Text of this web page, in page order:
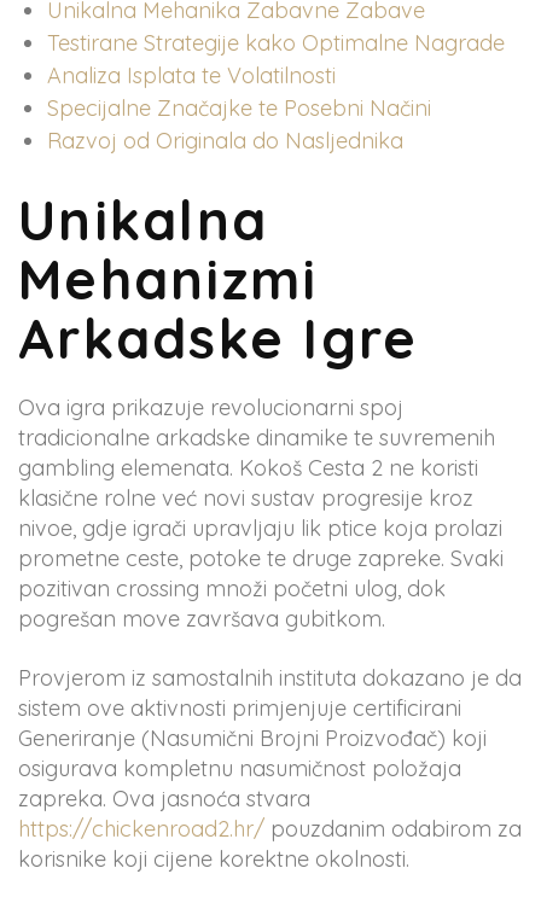
Unikalna Mehanika Zabavne Zabave
Testirane Strategije kako Optimalne Nagrade
Analiza Isplata te Volatilnosti
Specijalne Značajke te Posebni Načini
Razvoj od Originala do Nasljednika
Unikalna
Mehanizmi
Arkadske Igre
Ova igra prikazuje revolucionarni spoj
tradicionalne arkadske dinamike te suvremenih
gambling elemenata. Kokoš Cesta 2 ne koristi
klasične rolne već novi sustav progresije kroz
nivoe, gdje igrači upravljaju lik ptice koja prolazi
prometne ceste, potoke te druge zapreke. Svaki
pozitivan crossing množi početni ulog, dok
pogrešan move završava gubitkom.
Provjerom iz samostalnih instituta dokazano je da
sistem ove aktivnosti primjenjuje certificirani
Generiranje (Nasumični Brojni Proizvođač) koji
osigurava kompletnu nasumičnost položaja
zapreka. Ova jasnoća stvara
https://chickenroad2.hr/ pouzdanim odabirom za
korisnike koji cijene korektne okolnosti.